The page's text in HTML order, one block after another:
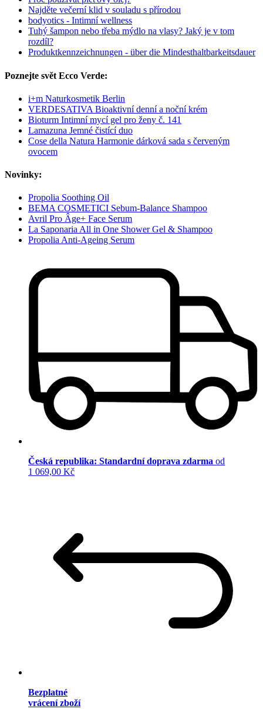
Najděte večerní klid v souladu s přírodou
bodyotics - Intimní wellness
Tuhý šampon nebo třeba mýdlo na vlasy? Jaký je v tom
rozdíl?
Produktkennzeichnungen - über die Mindesthaltbarkeitsdauer
Poznejte svět Ecco Verde:
i+m Naturkosmetik Berlin
VERDESATIVA Bioaktivní denní a noční krém
Bioturm Intimní mycí gel pro ženy č. 141
Lamazuna Jemné čistící duo
Cose della Natura Harmonie dárková sada s červeným
ovocem
Novinky:
Propolia Soothing Oil
BEMA COSMETICI Sebum-Balance Shampoo
Avril Pro Âge+ Face Serum
La Saponaria All in One Shower Gel & Shampoo
Propolia Anti-Ageing Serum
Česká republika: Standardní doprava zdarma od
1 069,00 Kč
Bezplatné
vrácení zboží